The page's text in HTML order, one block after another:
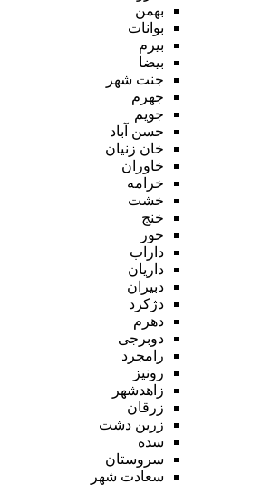
بهمن
بوانات
بیرم
بیضا
جنت شهر
جهرم
جویم
حسن آباد
خان زنیان
خاوران
خرامه
خشت
خنج
خور
داراب
داریان
دبیران
دژکرد
دهرم
دوبرجی
رامجرد
رونیز
زاهدشهر
زرقان
زرین دشت
سده
سروستان
سعادت شهر